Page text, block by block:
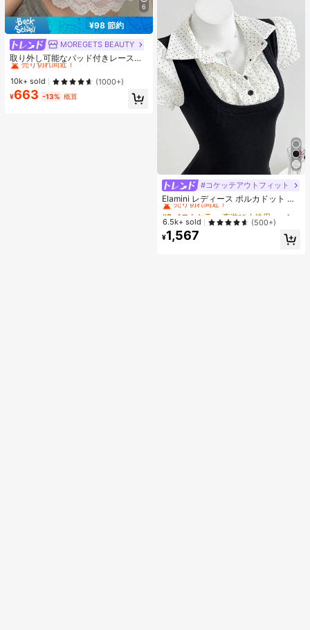
6
¥98 節約
MOREGETS BEAUTY
取り外し可能なパッド付きレースキ
ャミソール、多用途ノースリーブア
ンダーシャツ、女性向け、新学期、
クリスマス、春節、カジュアルホワ
イトサマー、シック&エレガント
#1 ベストセラー
モスク 女性用タンクトップ&キャミス
売り切れ間近！
#1 ベストセラー
売り切れ間近！
#1 ベストセラー
売り切れ間近！
#1 ベストセラー
10k+ sold (1000+)
¥663 -13% 概算
#コケッテアウトフィット
Elamini レディース ポルカドット パ
ッチワーク レーストリム 配色 ウエ
スト ショートスリーブ トップス 夏
用
#2 ベストセラー
夜遊び 女性用ブラウス
売り切れ間近！
#2 ベストセラー
売り切れ間近！
#2 ベストセラー
売り切れ間近！
#2 ベストセラー
6.5k+ sold (500+)
¥1,567